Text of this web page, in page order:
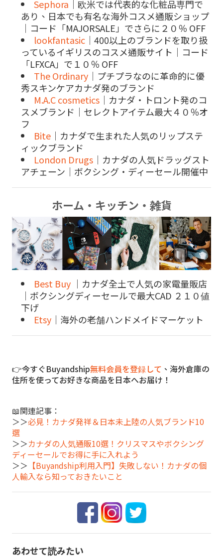
Sephora ｜欧米では代表的な化粧品専門で
あり、日本でも有名な海外コスメ通販ショップ
｜コード「MAJORSALE」でさらに２０％ OFF
lookfantasic ｜400以上のブランドを取り扱
っているイギリスのコスメ通販サイト｜コード
「LFXCA」で１０％ OFF
The Ordinary ｜プチプラなのに革命的に優
秀スキンケアカナダ発のブランド
M.A.C cosmetics ｜カナダ・トロント発のコ
スメブランド｜セレクトアイテム最大４０％オ
フ
Bite ｜カナダで生まれた人気のリップステ
ィックブランド
London Drugs ｜カナダの人気ドラッグスト
アチェーン｜ボクシング・ディーセール開催中
ホーム・キッチン・雑貨
Best Buy ｜カナダ全土で人気の家電量販店
｜ボクシングディーセールで最大CAD ２１０値
下げ
Etsy ｜海外の老舗ハンドメイドマーケット
👉今すぐBuyandship無料会員を登録して 、海外倉庫の
住所を使ってお好きな商品を日本へお届け！
📖関連記事：
＞＞必見！カナダ発祥＆日本未上陸の人気ブランド10
選
＞＞カナダの人気通販10選！クリスマスやボクシング
ディーセールでお得に手に入れよう
＞＞ 【Buyandship利用入門】失敗しない！カナダの個
人輸入なら知っておきたいこと
あわせて読みたい